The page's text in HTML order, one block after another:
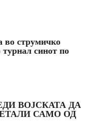
во струмичко
синот по
ВОЈСКАТА ДА
САМО ОД